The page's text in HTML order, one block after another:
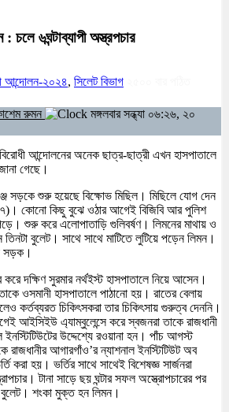
৬ঘন্টাব্যাপী অস্ত্রপচার
আন্দোলন-২০২৪, সিলেট বিভাগ
রুমন
মঙ্গলবার সন্ধ্যা ০৬:২৬, ২০
আন্দোলনের অনেক ছাত্র-ছাত্রী এখন হাসপাতালে
গেছে।
সড়কে শুরু হয়েছে বিক্ষোভ মিছিল। মিছিলে যোগ দেন
কোনো কিছু বুঝে ওঠার আগেই বিজিবি আর পুলিশ
শুরু করে এলোপাতাড়ি গুলিবর্ষণ। লিমনের মাথায় ও
বুলেট। সাথে সাথে মাটিতে লুটিয়ে পড়েন লিমন।
সড়ক।
দক্ষিণ সুরমার নর্থইস্ট হাসপাতালে নিয়ে আসেন।
ওসমানী হাসপাতালে পাঠানো হয়। রাতের বেলায়
কর্তব্যরত চিকিৎসকরা তার চিকিৎসায় গুরুত্ব দেননি।
আইসিইউ এ্যাম্বুলেন্সে করে স্বজনরা তাকে রাজধানী
ইনস্টিটিউটের উদ্দেশ্যে রওয়ানা হন। পাঁচ আগস্ট
রাজধানীর আগারগাঁও’র ন্যাশনাল ইনস্টিটিউট অব
করা হয়। ভর্তির সাথে সাথেই বিশেষজ্ঞ সার্জনরা
টানা সাড়ে ছয় ঘন্টার সফল অস্ত্রোপচারের পর
বুলেট। শংকা মুক্ত হন লিমন।